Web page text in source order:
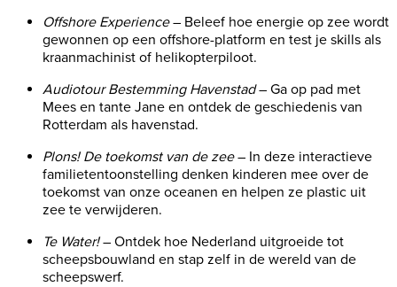
Offshore Experience– Beleef hoe energie op zee wordt
gewonnen op een offshore-platform en test je skills als
kraanmachinist of helikopterpiloot.
Audiotour Bestemming Havenstad– Ga op pad met
Mees en tante Jane en ontdek de geschiedenis van
Rotterdam als havenstad.
Plons! De toekomst van de zee– In deze interactieve
familietentoonstelling denken kinderen mee over de
toekomst van onze oceanen en helpen ze plastic uit
zee te verwijderen.
Te Water!– Ontdek hoe Nederland uitgroeide tot
scheepsbouwland en stap zelf in de wereld van de
scheepswerf.